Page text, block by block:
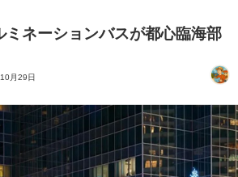
ミネーションバスが都心臨海部
月29日